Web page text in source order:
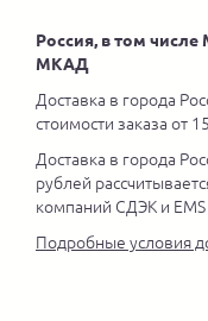
Россия, в том числе
МКАД
Доставка в города
стоимости заказа от
Доставка в города
рублей
компаний СДЭК и EMS
Подробные условия